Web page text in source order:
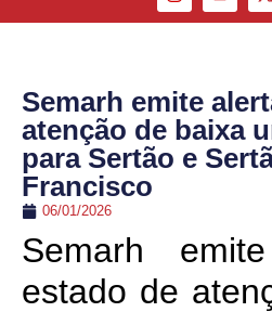
Semarh emite
atenção de baixa
para Sertão e
Francisco
06/01/2026
Semarh
estado de